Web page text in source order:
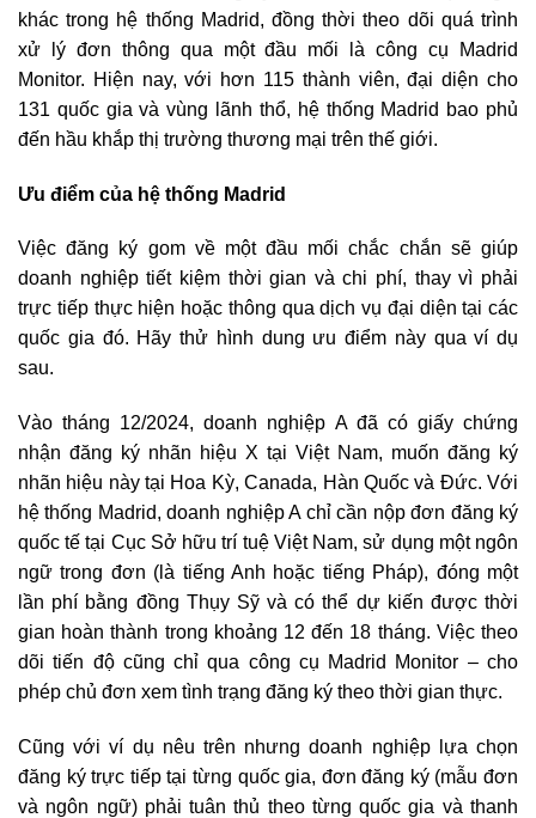
khác trong hệ thống Madrid, đồng thời theo dõi quá trình
xử lý đơn thông qua một đầu mối là công cụ Madrid
Monitor. Hiện nay, với hơn 115 thành viên, đại diện cho
131 quốc gia và vùng lãnh thổ, hệ thống Madrid bao phủ
đến hầu khắp thị trường thương mại trên thế giới.
Ưu điểm của hệ thống Madrid
Việc đăng ký gom về một đầu mối chắc chắn sẽ giúp
doanh nghiệp tiết kiệm thời gian và chi phí, thay vì phải
trực tiếp thực hiện hoặc thông qua dịch vụ đại diện tại các
quốc gia đó. Hãy thử hình dung ưu điểm này qua ví dụ
sau.
Vào tháng 12/2024, doanh nghiệp A đã có giấy chứng
nhận đăng ký nhãn hiệu X tại Việt Nam, muốn đăng ký
nhãn hiệu này tại Hoa Kỳ, Canada, Hàn Quốc và Đức. Với
hệ thống Madrid, doanh nghiệp A chỉ cần nộp đơn đăng ký
quốc tế tại Cục Sở hữu trí tuệ Việt Nam, sử dụng một ngôn
ngữ trong đơn (là tiếng Anh hoặc tiếng Pháp), đóng một
lần phí bằng đồng Thụy Sỹ và có thể dự kiến được thời
gian hoàn thành trong khoảng 12 đến 18 tháng. Việc theo
dõi tiến độ cũng chỉ qua công cụ Madrid Monitor – cho
phép chủ đơn xem tình trạng đăng ký theo thời gian thực.
Cũng với ví dụ nêu trên nhưng doanh nghiệp lựa chọn
đăng ký trực tiếp tại từng quốc gia, đơn đăng ký (mẫu đơn
và ngôn ngữ) phải tuân thủ theo từng quốc gia và thanh